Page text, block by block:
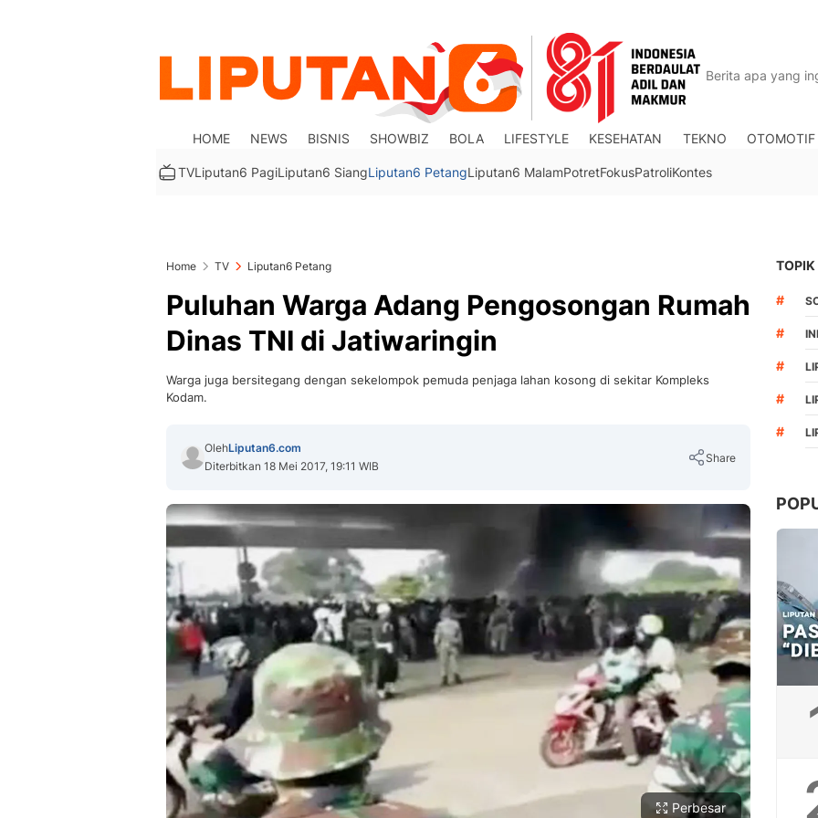
HOME NEWS BISNIS SHOWBIZ BOLA LIFESTYLE KESEHATAN TEKNO OTOMOTIF
TVLiputan6 PagiLiputan6 SiangLiputan6 PetangLiputan6 MalamPotretFokusPatroliKontes
Home TV Liputan6 Petang
Puluhan Warga Adang Pengosongan Rumah
Dinas TNI di Jatiwaringin
Warga juga bersitegang dengan sekelompok pemuda penjaga lahan kosong di sekitar Kompleks
Kodam.
OlehLiputan6.com
Diterbitkan 18 Mei 2017, 19:11 WIB
Share
Copy Link
Perbesar
TOPIK
#
#
#
#
#